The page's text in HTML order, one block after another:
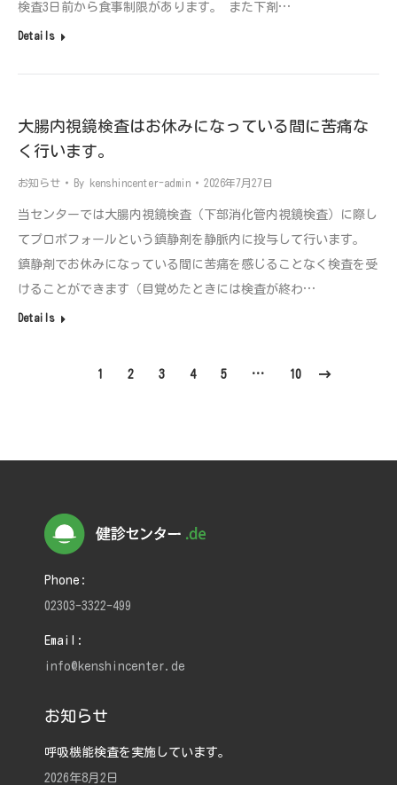
検査3日前から食事制限があります。 また下剤…
Details
大腸内視鏡検査はお休みになっている間に苦痛な
く行います。
お知らせ By kenshincenter-admin 2026年7月27日
当センターでは大腸内視鏡検査（下部消化管内視鏡検査）に際し
てプロポフォールという鎮静剤を静脈内に投与して行います。
鎮静剤でお休みになっている間に苦痛を感じることなく検査を受
けることができます（目覚めたときには検査が終わ…
Details
1 2 3 4 5 … 10
Phone:
02303-3322-499
Email:
info@kenshincenter.de
お知らせ
呼吸機能検査を実施しています。
2026年8月2日